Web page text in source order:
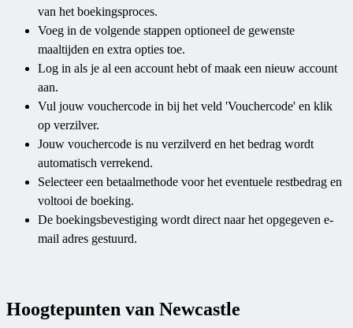
van het boekingsproces.
Voeg in de volgende stappen optioneel de gewenste
maaltijden en extra opties toe.
Log in als je al een account hebt of maak een nieuw account
aan.
Vul jouw vouchercode in bij het veld 'Vouchercode' en klik
op verzilver.
Jouw vouchercode is nu verzilverd en het bedrag wordt
automatisch verrekend.
Selecteer een betaalmethode voor het eventuele restbedrag en
voltooi de boeking.
De boekingsbevestiging wordt direct naar het opgegeven e-
mail adres gestuurd.
Hoogtepunten van Newcastle